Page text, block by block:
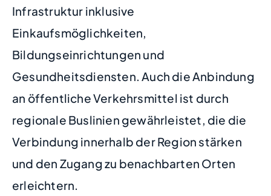
Infrastruktur inklusive
Einkaufsmöglichkeiten,
Bildungseinrichtungen und
Gesundheitsdiensten. Auch die Anbindung
an öffentliche Verkehrsmittel ist durch
regionale Buslinien gewährleistet, die die
Verbindung innerhalb der Region stärken
und den Zugang zu benachbarten Orten
erleichtern.